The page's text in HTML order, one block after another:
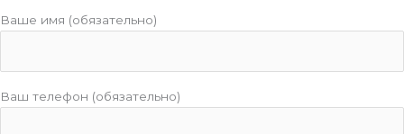
Ваше имя (обязательно)
Ваш телефон (обязательно)